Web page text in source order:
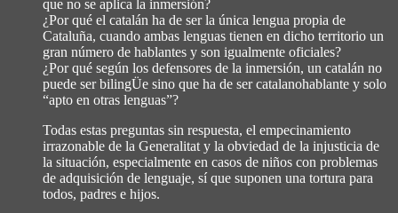
que no se aplica la inmersión?
¿Por qué el catalán ha de ser la única lengua propia de
Cataluña, cuando ambas lenguas tienen en dicho territorio un
gran número de hablantes y son igualmente oficiales?
¿Por qué según los defensores de la inmersión, un catalán no
puede ser bilingÜe sino que ha de ser catalanohablante y solo
“apto en otras lenguas”?
Todas estas preguntas sin respuesta, el empecinamiento
irrazonable de la Generalitat y la obviedad de la injusticia de
la situación, especialmente en casos de niños con problemas
de adquisición de lenguaje, sí que suponen una tortura para
todos, padres e hijos.